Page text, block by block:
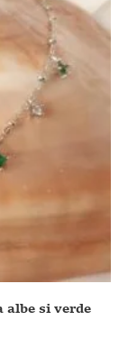
albe si verde